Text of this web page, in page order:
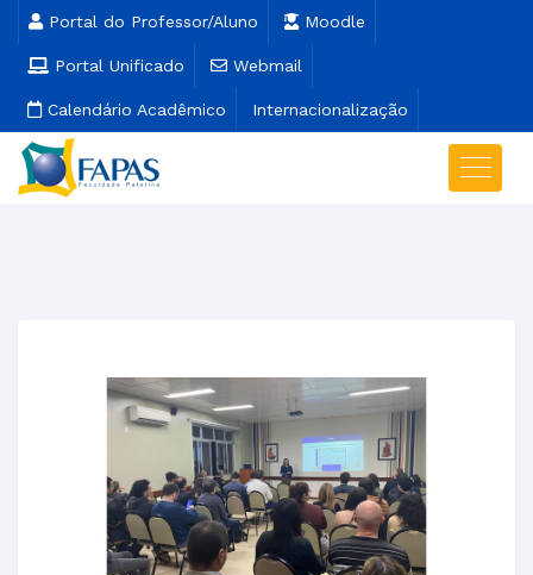
Portal do Professor/Aluno Moodle
Portal Unificado Webmail
Calendário Acadêmico Internacionalização